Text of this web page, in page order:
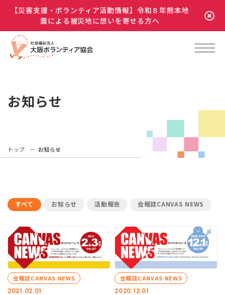
【災害支援・ボランティア活動情報】令和８年熊本地
震による被災地に想いを寄せる方へ
お知らせ
トップ お知らせ
すべて お知らせ 活動報告 会報誌CANVAS NEWS
2021.02.01
会報誌CANVAS NEWS
2020.12.01
会報誌CANVAS NEWS